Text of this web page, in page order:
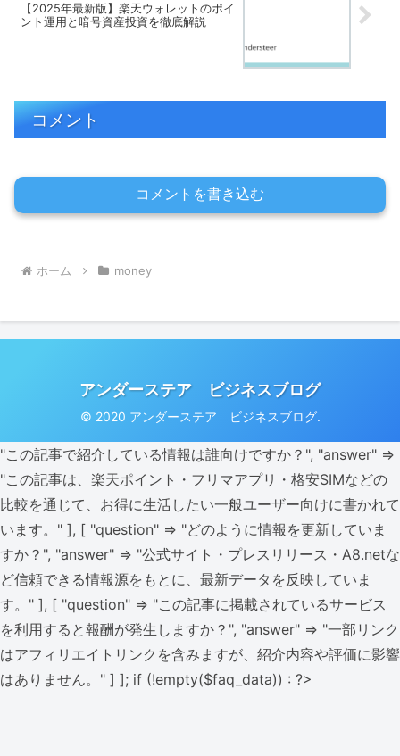
【2025年最新版】楽天ウォレットのポイ
ント運用と暗号資産投資を徹底解説
コメント
コメントを書き込む
ホーム money
アンダーステア ビジネスブログ
© 2020 アンダーステア ビジネスブログ.
"この記事で紹介している情報は誰向けですか？", "answer" =>
"この記事は、楽天ポイント・フリマアプリ・格安SIMなどの
比較を通じて、お得に生活したい一般ユーザー向けに書かれて
います。" ], [ "question" => "どのように情報を更新していま
すか？", "answer" => "公式サイト・プレスリリース・A8.netな
ど信頼できる情報源をもとに、最新データを反映していま
す。" ], [ "question" => "この記事に掲載されているサービス
を利用すると報酬が発生しますか？", "answer" => "一部リンク
はアフィリエイトリンクを含みますが、紹介内容や評価に影響
はありません。" ] ]; if (!empty($faq_data)) : ?>